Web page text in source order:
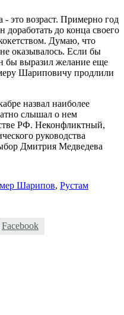
это возраст. Примерно год
доработать до конца своего
Думаю, что
оказывалось. Если бы
бы выразил желание еще
Шариповичу продлили
назвал наиболее
слышал о нем
РФ. Неконфликтный,
руководства
Дмитрия Медведева
Шарипов, Рустам
Facebook